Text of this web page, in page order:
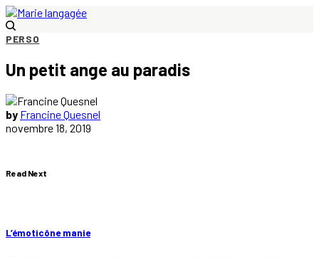
PERSO
Un petit ange au paradis
by Francine Quesnel
novembre 18, 2019
Read Next
L’émoticône manie